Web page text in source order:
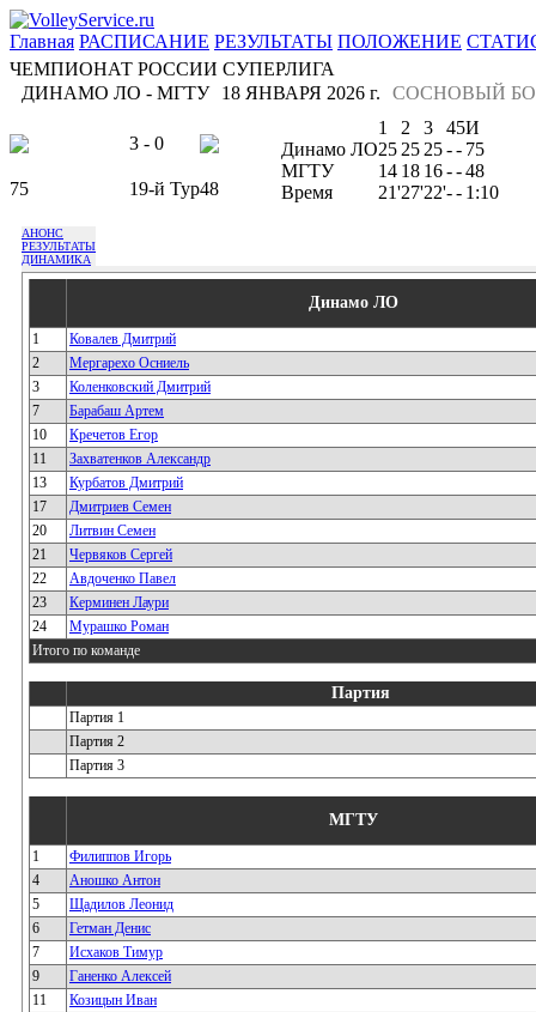
Главная РАСПИСАНИЕ РЕЗУЛЬТАТЫ ПОЛОЖЕНИЕ
ЧЕМПИОНАТ РОССИИ СУПЕРЛИГА
ДИНАМО ЛО - МГТУ
СОСНОВЫЙ
18 ЯНВАРЯ 2026 г.
3 - 0
75 19-й Тур48
1 2 3 45И
Динамо ЛО25 25 25-- 75
МГТУ
14 18 16--48
Время
21'27'22'-- 1:10
АНОНС
РЕЗУЛЬТАТЫ
ДИНАМИКА
Динамо ЛО
1
Ковалев Дмитрий
2
Мергарехо Осниель
3
Коленковский Дмитрий
7
Барабаш Артем
10
Кречетов Егор
11
Захватенков Александр
13
Курбатов Дмитрий
17
Дмитриев Семен
20
Литвин Семен
21
Червяков Сергей
22
Авдоченко Павел
23
Керминен Лаури
24
Мурашко Роман
Итого по команде
Партия
Партия 1
Партия 2
Партия 3
МГТУ
1
Филиппов Игорь
4
Аношко Антон
5
Щадилов Леонид
6
Гетман Денис
7
Исхаков Тимур
9
Ганенко Алексей
11
Козицын Иван